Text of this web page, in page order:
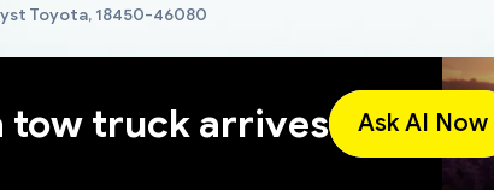
Toyota, 18450-46080
tow truck arrives Ask AI Now